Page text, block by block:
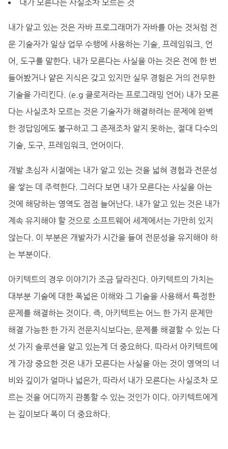
내가 모른다는 사실조차 모르는 것
내가 알고 있는 것은 자바 프로그래머가 자바를 아는 것처럼 전
문 기술자가 일상 업무 수행에 사용하는 기술, 프레임워크, 언
어, 도구를 말한다. 내가 모른다는 사실을 아는 것은 전에 한 번
들어봤거나 얕은 지식은 갖고 있지만 실무 경험은 거의 전무한
기술을 가리킨다. (e.g 클로저라는 프로그래밍 언어) 내가 모른
다는 사실조차 모르는 것은 기술자가 해결하려는 문제에 완벽
한 정답임에도 불구하고 그 존재조차 알지 못하는, 절대 다수의
기술, 도구, 프레임워크, 언어이다.
개발 초심자 시절에는 내가 알고 있는 것을 넓혀 경험과 전문성
을 쌓는 데 주력한다. 그러다 보면 내가 모른다는 사실을 아는
것에 해당하는 영역도 점점 늘어난다. 내가 알고 있는 것은 내가
계속 유지해야 할 것으로 소프트웨어 세계에서는 가만히 있지
않는다. 이 부분은 개발자가 시간을 들여 전문성을 유지해야 하
는 부분이다.
아키텍트의 경우 이야기가 조금 달라진다. 아키텍트의 가치는
대부분 기술에 대한 폭넓은 이해와 그 기술을 사용해서 특정한
문제를 해결하는 것이다. 즉, 아키텍트는 어느 한 가지 문제만
해결 가능한 한 가지 전문지식보다는, 문제를 해결할 수 있는 다
섯 가지 솔루션을 알고 있는게 더 중요하다. 따라서 아키텍트에
게 가장 중요한 것은 내가 모른다는 사실을 아는 것이 영역의 너
비와 깊이가 얼마나 넓은가, 따라서 내가 모른다는 사실조차 모
르는 것을 어디까지 관통할 수 있는 것인가 이다. 아키텍트에게
는 깊이보다 폭이 더 중요하다.